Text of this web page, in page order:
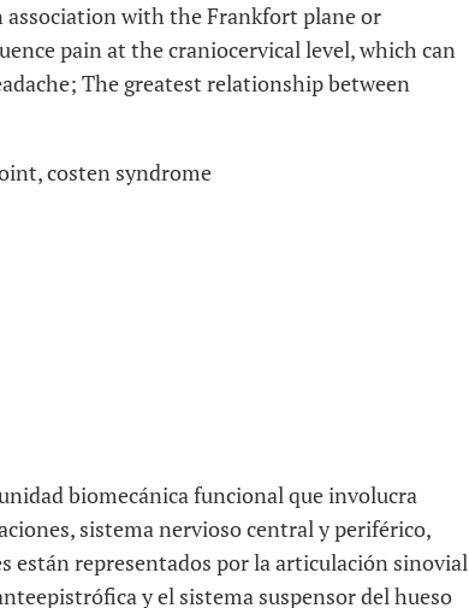
with the Frankfort plane or
pain at the craniocervical level, which can
The greatest relationship between
costen syndrome
biomecánica funcional que involucra
sistema nervioso central y periférico,
están representados por la articulación sinovial
y el sistema suspensor del hueso